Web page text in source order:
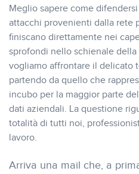
Meglio sapere come
attacchi provenienti dalla rete
finiscano direttamente nei
sprofondi nello schienale
vogliamo affrontare il delicato
partendo da quello che
incubo per la maggior parte
dati aziendali. La questione
totalità di tutti noi,
lavoro.
Arriva una mail che, a